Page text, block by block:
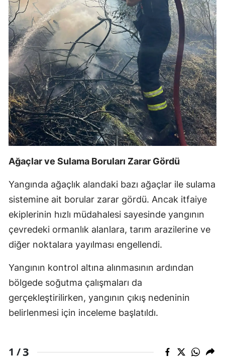
Ağaçlar ve Sulama Boruları Zarar Gördü
Yangında ağaçlık alandaki bazı ağaçlar ile sulama
sistemine ait borular zarar gördü. Ancak itfaiye
ekiplerinin hızlı müdahalesi sayesinde yangının
çevredeki ormanlık alanlara, tarım arazilerine ve
diğer noktalara yayılması engellendi.
Yangının kontrol altına alınmasının ardından
bölgede soğutma çalışmaları da
gerçekleştirilirken, yangının çıkış nedeninin
belirlenmesi için inceleme başlatıldı.
1 /3